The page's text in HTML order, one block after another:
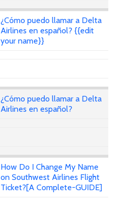
¿Cómo puedo llamar a Delta
Airlines en español? {{edit
your name}}
¿Cómo puedo llamar a Delta
Airlines en español?
How Do I Change My Name
on Southwest Airlines Flight
Ticket?[A Complete-GUIDE]